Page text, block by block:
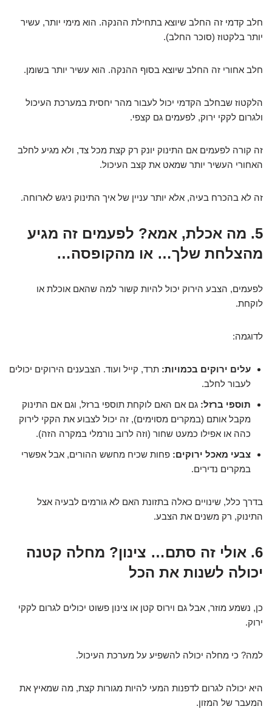
חלב קדמי זה החלב שיוצא בתחילת ההנקה. הוא מימי יותר, עשיר
יותר בלקטוז (סוכר החלב).
חלב אחורי זה החלב שיוצא בסוף ההנקה. הוא עשיר יותר בשומן.
הלקטוז שבחלב הקדמי יכול לעבור מהר יחסית במערכת העיכול
ולגרום לקקי ירוק, לפעמים גם קצפי.
זה קורה לפעמים אם התינוק יונק רק קצת מכל צד, ולא מגיע לחלב
האחורי העשיר יותר שמאט את קצב העיכול.
זה לא בהכרח בעיה, אלא יותר עניין של איך התינוק ניגש לארוחה.
5. מה אכלת, אמא? לפעמים זה מגיע
מהצלחת שלך… או מהקופסה…
לפעמים, הצבע הירוק יכול להיות קשור למה שהאם אוכלת או
לוקחת.
לדוגמה:
עלים ירוקים בכמויות: תרד, קייל ועוד. הצבענים הירוקים יכולים
לעבור לחלב.
תוספי ברזל: גם אם האם לוקחת תוספי ברזל, וגם אם התינוק
מקבל אותם (במקרים מסוימים), זה יכול לצבוע את הקקי לירוק
כהה או אפילו כמעט שחור (וזה לרוב נורמלי במקרה הזה).
צבעי מאכל ירוקים: פחות שכיח מחשש ההורים, אבל אפשרי
במקרים נדירים.
בדרך כלל, שינויים כאלה בתזונת האם לא גורמים לבעיה אצל
התינוק, רק משנים את הצבע.
6. אולי זה סתם… צינון? מחלה קטנה
יכולה לשנות את הכל
כן, נשמע מוזר, אבל גם וירוס קטן או צינון פשוט יכולים לגרום לקקי
ירוק.
למה? כי מחלה יכולה להשפיע על מערכת העיכול.
היא יכולה לגרום לדפנות המעי להיות מגורות קצת, מה שמאיץ את
המעבר של המזון.